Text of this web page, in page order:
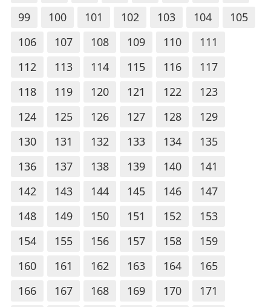
99
100 101 102 103 104
105
106
107 108 109 110
111
112
113 114 115 116
117
118
119 120 121 122
123
124
125 126 127 128
129
130
131 132 133 134
135
136
137 138 139 140
141
142
143 144 145 146
147
148
149 150 151 152
153
154
155 156 157 158
159
160
161 162 163 164
165
166
167 168 169 170
171